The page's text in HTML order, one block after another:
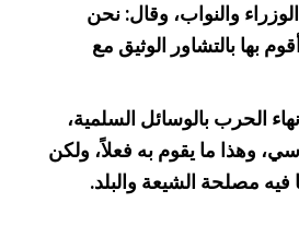
والنواب، وقال: نحن
والأمور التي نعمل عليها، ولكن المفاوضات محصورة بالرئيس وفقاً للدستور والمادة 52، ولكني أقوم بها بالتشاور الوثيق مع
وانه رجل دولة ويريد انهاء الحرب بالوسائل السلمية،
وهذا ما يقوم به فعلاً، ولكن
مصلحة الشيعة والبلد.